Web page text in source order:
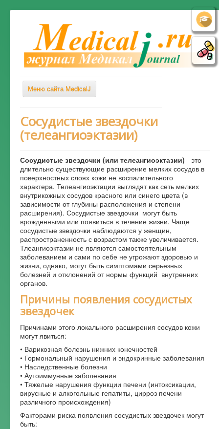
Меню сайта MedicalJ
Весь Медикал
Симптомы
Диагностика
Лечение
Советы врача
Альтернативная медицина
Форум
Сосудистые звездочки
(телеангиоэктазии)
Сосудистые звездочки (или телеангиоэктазии) - это
длительно существующие расширение мелких сосудов в
поверхностных слоях кожи не воспалительного
характера. Телеангиоэктации выглядят как сеть мелких
внутрикожных сосудов красного или синего цвета (в
зависимости от глубины расположения и степени
расширения). Сосудистые звездочки могут быть
врожденными или появиться в течение жизни. Чаще
сосудистые звездочки наблюдаются у женщин,
распространенность с возрастом также увеличивается.
Тлеангиоэктазии не являются самостоятельным
заболеванием и сами по себе не угрожают здоровью и
жизни, однако, могут быть симптомами серьезных
болезней и отклонений от нормы функций внутренних
органов.
Причины появления сосудистых
звездочек
Причинами этого локального расширения сосудов кожи
могут явиться:
• Варикозная болезнь нижних конечностей
• Гормональный нарушения и эндокринные заболевания
• Наследственные болезни
• Аутоиммунные заболевания
• Тяжелые нарушения функции печени (интоксикации,
вирусные и алкогольные гепатиты, цирроз печени
различного происхождения)
Факторами риска появления сосудистых звездочек могут
быть: